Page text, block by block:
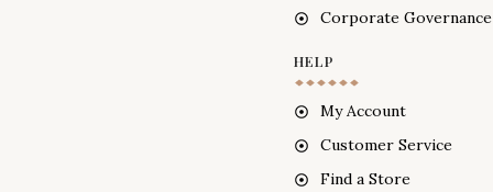
Corporate Governance
HELP
My Account
Customer Service
Find a Store